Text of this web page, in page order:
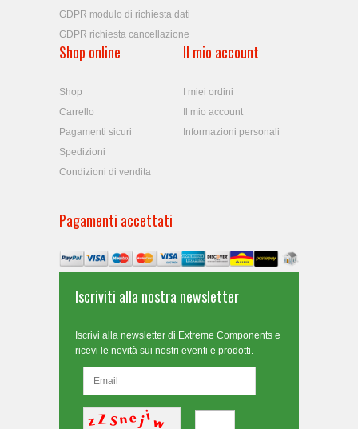
GDPR modulo di richiesta dati
GDPR richiesta cancellazione
Shop online
Shop
Carrello
Pagamenti sicuri
Spedizioni
Condizioni di vendita
Il mio account
I miei ordini
Il mio account
Informazioni personali
Pagamenti accettati
Iscriviti alla nostra newsletter
Iscrivi alla newsletter di Extreme Components e
ricevi le novità sui nostri eventi e prodotti.